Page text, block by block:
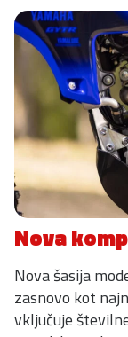
Nova
Nova šasija
zasnovo kot
vključuje